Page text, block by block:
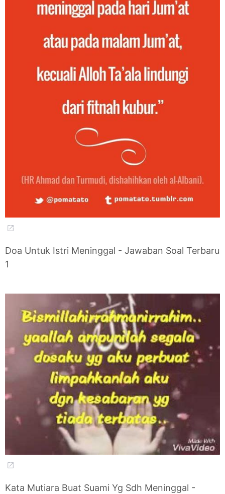
Doa Untuk Istri Meninggal - Jawaban Soal Terbaru
1
Kata Mutiara Buat Suami Yg Sdh Meninggal -